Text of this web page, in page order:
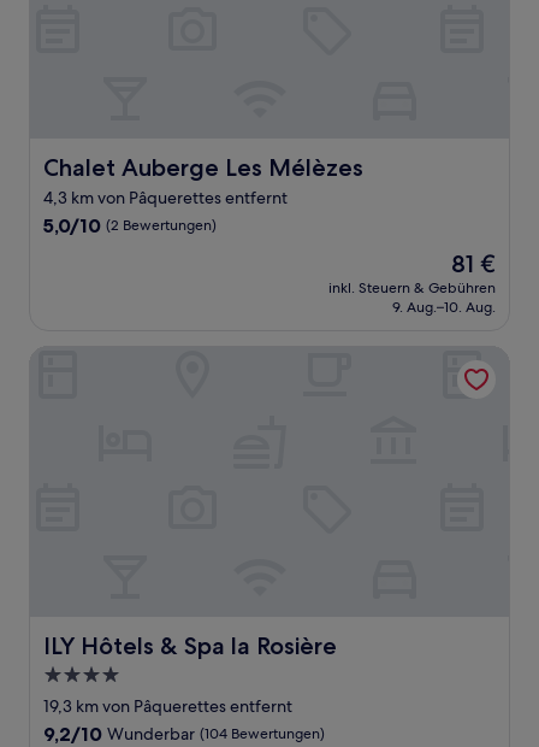
Chalet Auberge Les Mélèzes
Chalet Auberge Les Mélèzes
4,3 km von Pâquerettes entfernt
5.0
5,0/10 (2 Bewertungen)
Der
Preis
beträgt
81 €
inkl. Steuern & Gebühren
9. Aug.–10. Aug.
ILY Hôtels & Spa la Rosière
ILY Hôtels & Spa la Rosière
4.0-
Sterne-
Unterkunft
19,3 km von Pâquerettes entfernt
9.2
9,2/10 Wunderbar (104 Bewertungen)